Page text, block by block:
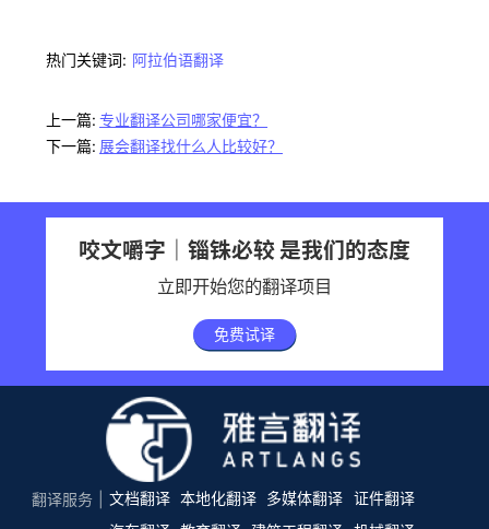
热门关键词: 阿拉伯语翻译
上一篇: 专业翻译公司哪家便宜？
下一篇: 展会翻译找什么人比较好？
咬文嚼字｜锱铢必较 是我们的态度
立即开始您的翻译项目
免费试译
翻译服务 文档翻译 本地化翻译 多媒体翻译 证件翻译